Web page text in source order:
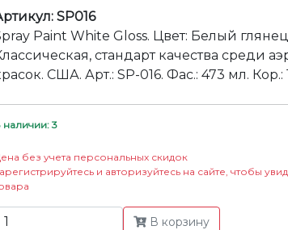
SP016
Paint White Gloss. Цвет: Белый
стандарт качества среди
США. Арт.: SP-016. Фас.: 473 мл. Кор.:
наличии: 3
без учета персональных скидок
и авторизуйтесь на сайте, чтобы
В корзину